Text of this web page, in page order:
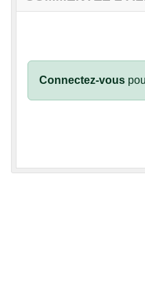
Connectez-vous